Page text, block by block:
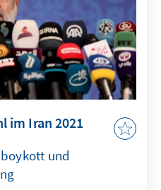
im Iran 2021
und